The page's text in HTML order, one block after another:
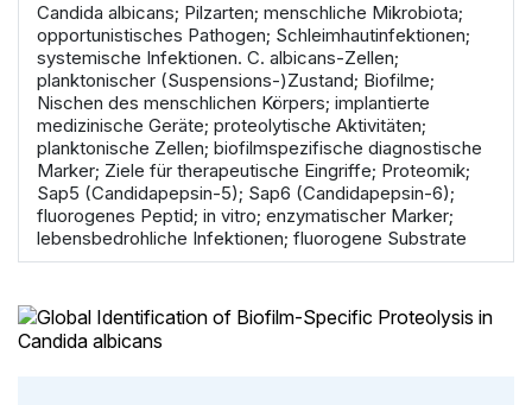
Candida albicans; Pilzarten; menschliche Mikrobiota;
opportunistisches Pathogen; Schleimhautinfektionen;
systemische Infektionen. C. albicans-Zellen;
planktonischer (Suspensions-)Zustand; Biofilme;
Nischen des menschlichen Körpers; implantierte
medizinische Geräte; proteolytische Aktivitäten;
planktonische Zellen; biofilmspezifische diagnostische
Marker; Ziele für therapeutische Eingriffe; Proteomik;
Sap5 (Candidapepsin-5); Sap6 (Candidapepsin-6);
fluorogenes Peptid; in vitro; enzymatischer Marker;
lebensbedrohliche Infektionen; fluorogene Substrate